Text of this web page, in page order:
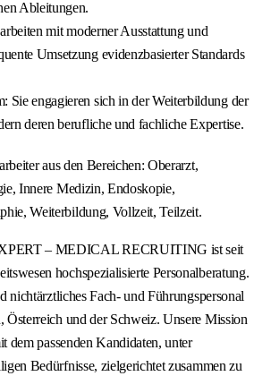
Ableitungen.
mit moderner Ausstattung und
Umsetzung evidenzbasierter Standards
Sie engagieren sich in der Weiterbildung der
deren berufliche und fachliche Expertise.
aus den Bereichen: Oberarzt,
Innere Medizin, Endoskopie,
Weiterbildung, Vollzeit, Teilzeit.
– MEDICAL RECRUITING ist seit
hochspezialisierte Personalberatung.
nichtärztliches Fach- und Führungspersonal
und der Schweiz. Unsere Mission
dem passenden Kandidaten, unter
Bedürfnisse, zielgerichtet zusammen zu